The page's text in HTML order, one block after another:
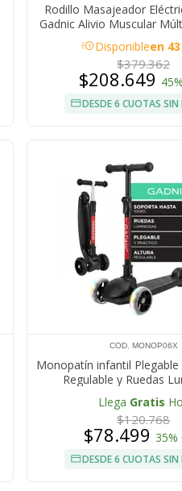
Rodillo Masajeador
Gadnic Alivio Muscular
De Velocidad
acuteDisponibleen
$379.362
$208.649
DESDE 6 CUOTAS SIN
COD. MONOP06X
Monopatín infantil Plegable
Regulable y Ruedas
Llega Gratis
$120.768
$78.499 35%
DESDE 6 CUOTAS SIN